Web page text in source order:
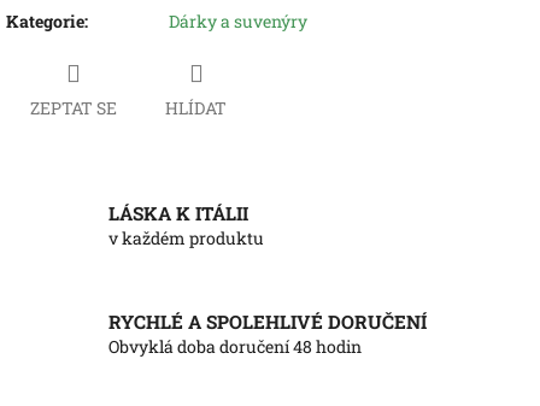
Kategorie: Dárky a suvenýry
ZEPTAT SE HLÍDAT
LÁSKA K ITÁLII
v každém produktu
RYCHLÉ A SPOLEHLIVÉ DORUČENÍ
Obvyklá doba doručení 48 hodin